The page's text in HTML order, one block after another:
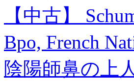
【中古】
Bpo, French
陰陽師鼻の上